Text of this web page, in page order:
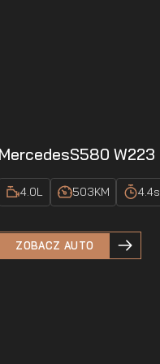
S580 W223
4.0L 503KM 4.4s
ZOBACZ AUTO